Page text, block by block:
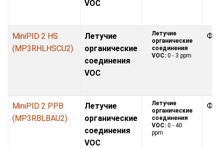
VOC
MiniPID 2 HS
(MP3RHLHSCU2)
Летучие
органические
соединения
VOC
Летучие
органические
соединения
VOC: 0 - 3 ppm
MiniPID 2 PPB
(MP3RBLBAU2)
Летучие
органические
соединения
VOC
Летучие
органические
соединения
VOC: 0 - 40
ppm